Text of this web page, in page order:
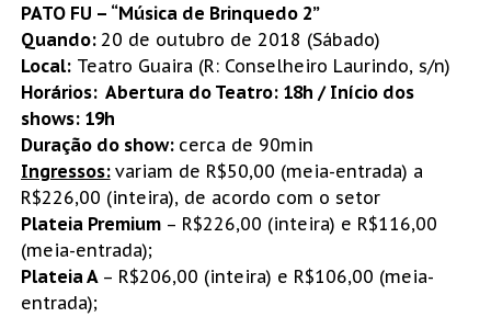
PATO FU – “Música de Brinquedo 2”
Quando: 20 de outubro de 2018 (Sábado)
Local:Teatro Guaira (R: Conselheiro Laurindo, s/n)
Horários: Abertura do Teatro: 18h / Início dos
shows: 19h
Duração do show: cerca de 90min
Ingressos: variam de R$50,00 (meia-entrada) a
R$226,00 (inteira), de acordo com o setor
Plateia Premium – R$226,00 (inteira) e R$116,00
(meia-entrada);
Plateia A – R$206,00 (inteira) e R$106,00 (meia-
entrada);